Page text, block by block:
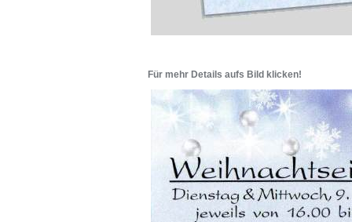
Für mehr Details aufs Bild klicken!